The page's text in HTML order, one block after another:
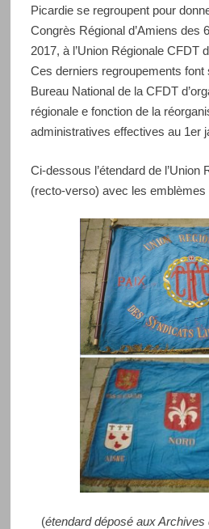
Picardie se regroupent pour
Congrès Régional d’Amiens des
2017, à l’Union Régionale CFDT
Ces derniers regroupements font
Bureau National de la CFDT
régionale e fonction de la
administratives effectives au 1er
Ci-dessous l’étendard de l’Union
(recto-verso) avec les
(étendard déposé aux